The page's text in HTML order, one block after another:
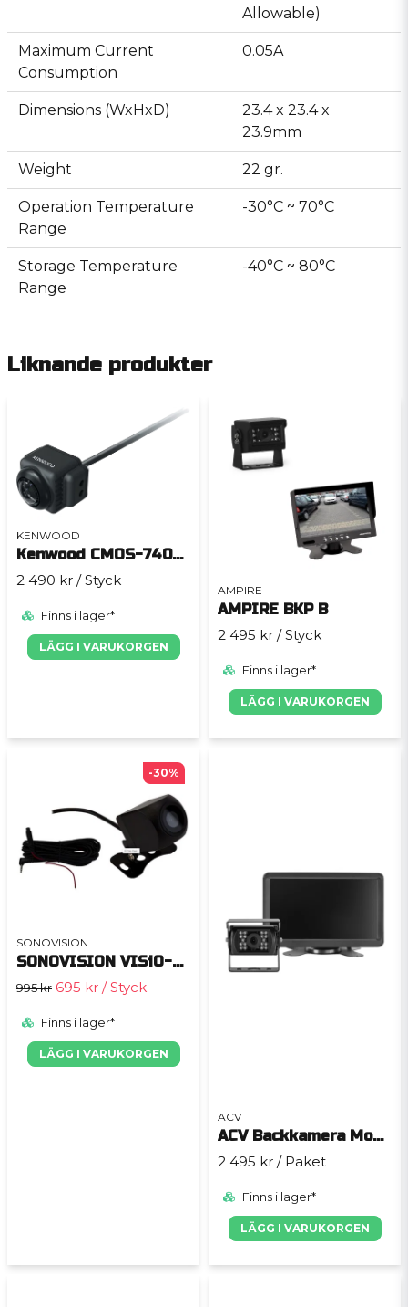
Allowable)
Maximum Current
Consumption
0.05A
Dimensions (WxHxD)
23.4 x 23.4 x
23.9mm
Weight 22 gr.
Operation Temperature
Range
-30°C ~ 70°C
Storage Temperature
Range
-40°C ~ 80°C
Liknande produkter
KENWOOD
Kenwood CMOS-740HD
2 490 kr / Styck
Finns i lager*
LÄGG I VARUKORGEN
AMPIRE
AMPIRE BKP B
2 495 kr / Styck
Finns i lager*
LÄGG I VARUKORGEN
SONOVISION
SONOVISION VISiO-Cam10.5
995 kr 695 kr / Styck
Finns i lager*
LÄGG I VARUKORGEN
-30%
ACV
ACV Backkamera Monitor Kit 7" Campervan/Motorhome
2 495 kr / Paket
Finns i lager*
LÄGG I VARUKORGEN